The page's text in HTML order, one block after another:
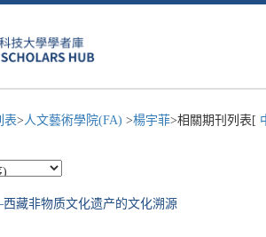
表>人文藝術學院(FA) >楊宇菲>相關期刊列表[
藏非物质文化遗产的文化溯源